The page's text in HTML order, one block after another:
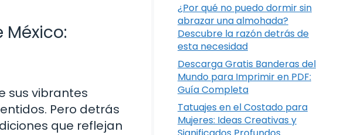
sus vibrantes
Pero detrás
que reflejan
¿Por qué no puedo dormir sin
abrazar una almohada?
Descubre la razón detrás de
esta necesidad
Descarga Gratis Banderas del
Mundo para Imprimir en PDF:
Guía Completa
Tatuajes en el Costado para
Mujeres: Ideas Creativas y